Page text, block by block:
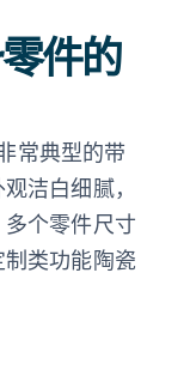
件的
常典型的带
洁白细腻，
个零件尺寸
类功能陶瓷